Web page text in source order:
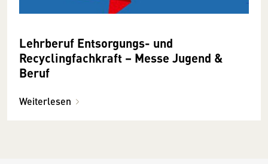
Lehrberuf Entsorgungs- und
Recyclingfachkraft – Messe Jugend &
Beruf
Weiterlesen